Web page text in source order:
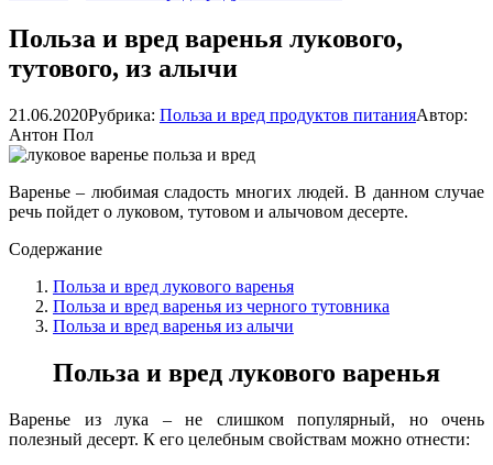
Польза и вред варенья лукового,
тутового, из алычи
21.06.2020Рубрика: Польза и вред продуктов питанияАвтор:
Антон Пол
Варенье – любимая сладость многих людей. В данном случае
речь пойдет о луковом, тутовом и алычовом десерте.
Содержание
Польза и вред лукового варенья
Польза и вред варенья из черного тутовника
Польза и вред варенья из алычи
Польза и вред лукового варенья
Варенье из лука – не слишком популярный, но очень
полезный десерт. К его целебным свойствам можно отнести: